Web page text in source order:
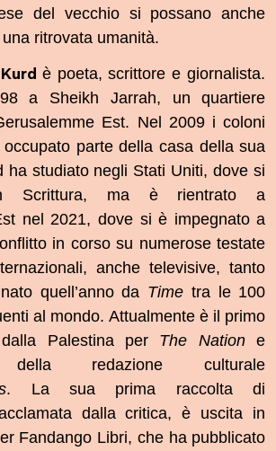
del vecchio si possano anche
ritrovata umanità.
è poeta, scrittore e giornalista.
a Sheikh Jarrah, un quartiere
Est. Nel 2009 i coloni
parte della casa della sua
ha studiato negli Stati Uniti, dove si
Scrittura, ma è rientrato a
nel 2021, dove si è impegnato a
in corso su numerose testate
anche televisive, tanto
quell’anno da Time tra le 100
al mondo. Attualmente è il primo
Palestina per The Natione
della redazione culturale
. La sua prima raccolta di
dalla critica, è uscita in
Fandango Libri, che ha pubblicato